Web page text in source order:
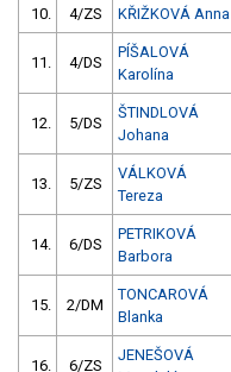
10. 4/ZS KŘIŽKOVÁ Anna
11. 4/DS
PÍŠALOVÁ
Karolína
12. 5/DS
ŠTINDLOVÁ
Johana
13. 5/ZS
VÁLKOVÁ
Tereza
14. 6/DS
PETRIKOVÁ
Barbora
15. 2/DM
TONCAROVÁ
Blanka
16. 6/ZS
JENEŠOVÁ